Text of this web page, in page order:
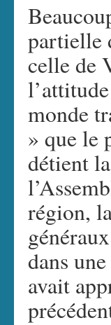
partielle
celle de
monde
» que le
détient
région,
dans
avait